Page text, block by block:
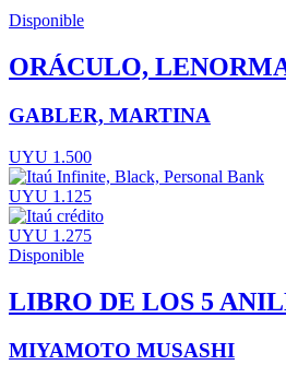
Disponible
ORÁCULO,
GABLER, MARTINA
UYU 1.500
UYU 1.125
UYU 1.275
Disponible
LIBRO DE LOS 5
MIYAMOTO MUSASHI